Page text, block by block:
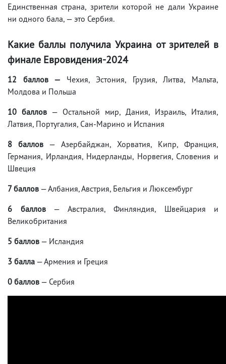
Единственная страна, зрители которой не дали Украине
ни одного бала, — это Сербия.
Какие баллы получила Украина от зрителей в
финале Евровидения-2024
12 баллов — Чехия, Эстония, Грузия, Литва, Мальта,
Молдова и Польша
10 баллов — Остальной мир, Дания, Израиль, Италия,
Латвия, Португалия, Сан-Марино и Испания
8 баллов — Азербайджан, Хорватия, Кипр, Франция,
Германия, Ирландия, Нидерланды, Норвегия, Словения и
Швеция
7 баллов — Албания, Австрия, Бельгия и Люксембург
6 баллов— Австралия, Финляндия, Швейцария и
Великобритания
5 баллов — Исландия
3 балла — Армения и Греция
0 баллов — Сербия